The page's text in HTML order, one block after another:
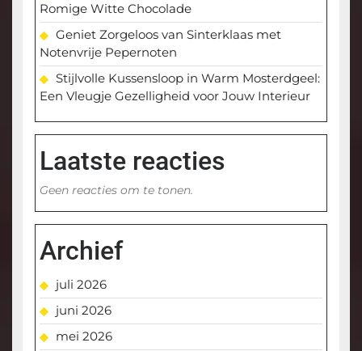
Romige Witte Chocolade
Geniet Zorgeloos van Sinterklaas met
Notenvrije Pepernoten
Stijlvolle Kussensloop in Warm Mosterdgeel:
Een Vleugje Gezelligheid voor Jouw Interieur
Laatste reacties
Geen reacties om te tonen.
Archief
juli 2026
juni 2026
mei 2026